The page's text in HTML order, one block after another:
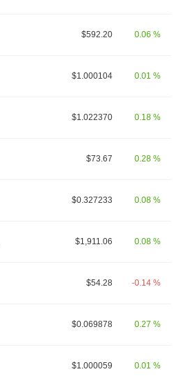
$592.20 0.06 %
$1.000104 0.01 %
$1.022370 0.18 %
$73.67 0.28 %
$0.327233 0.08 %
$1,911.06 0.08 %
$54.28 -0.14 %
$0.069878 0.27 %
$1.000059 0.01 %